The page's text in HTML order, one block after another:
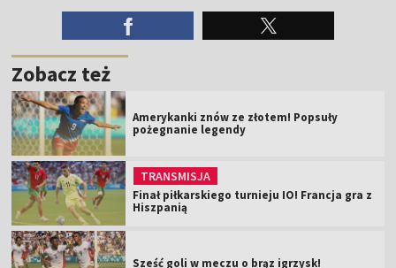
Zobacz też
Amerykanki znów ze złotem! Popsuły
pożegnanie legendy
TRANSMISJA
Finał piłkarskiego turnieju IO! Francja gra z
Hiszpanią
Sześć goli w meczu o brąz igrzysk!